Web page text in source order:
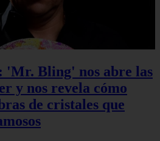
'Mr. Bling' nos abre las
y nos revela cómo
de cristales que